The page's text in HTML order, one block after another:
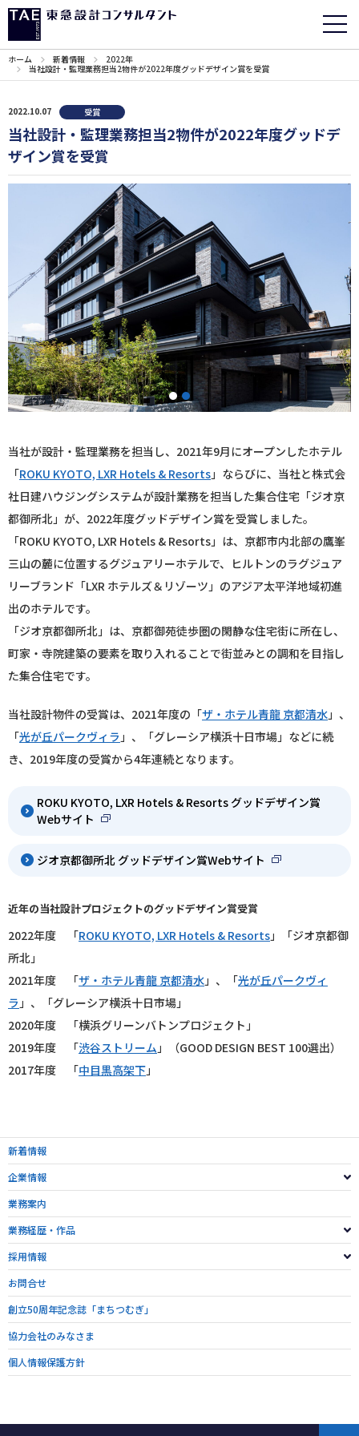
ホーム 新着情報
2022年
当社設計・監理業務担当2物件が2022年度グッドデザイン賞を受賞
2022.10.07 受賞
当社設計・監理業務担当2物件が2022年度グッドデ
ザイン賞を受賞
1 2
当社が設計・監理業務を担当し、2021年9月にオープンしたホテル
「ROKU KYOTO, LXR Hotels & Resorts」ならびに、当社と株式会
社日建ハウジングシステムが設計業務を担当した集合住宅「ジオ京
都御所北」が、2022年度グッドデザイン賞を受賞しました。
「ROKU KYOTO, LXR Hotels & Resorts」は、京都市内北部の鷹峯
三山の麓に位置するグジュアリーホテルで、ヒルトンのラグジュア
リーブランド「LXR ホテルズ＆リゾーツ」のアジア太平洋地域初進
出のホテルです。
「ジオ京都御所北」は、京都御苑徒歩圏の閑静な住宅街に所在し、
町家・寺院建築の要素を取り入れることで街並みとの調和を目指し
た集合住宅です。
当社設計物件の受賞は、2021年度の「ザ・ホテル青龍 京都清水」、
「光が丘パークヴィラ」、「グレーシア横浜十日市場」などに続
き、2019年度の受賞から4年連続となります。
ROKU KYOTO, LXR Hotels & Resorts グッドデザイン賞
Webサイト
ジオ京都御所北 グッドデザイン賞Webサイト
近年の当社設計プロジェクトのグッドデザイン賞受賞
2022年度 「ROKU KYOTO, LXR Hotels & Resorts」「ジオ京都御
所北」
2021年度 「ザ・ホテル青龍 京都清水」、「光が丘パークヴィ
ラ」、「グレーシア横浜十日市場」
2020年度 「横浜グリーンバトンプロジェクト」
2019年度 「渋谷ストリーム」（GOOD DESIGN BEST 100選出）
2017年度 「中目黒高架下」
新着情報
企業情報
業務案内
業務経歴・作品
採用情報
お問合せ
創立50周年記念誌「まちつむぎ」
協力会社のみなさま
個人情報保護方針